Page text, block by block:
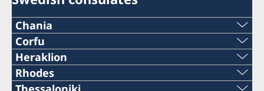
Chania
Telephone number
+30 28210 57330
Corfu
2661037938
+30 26610-37938
Heraklion
Telephone number
Rhodes